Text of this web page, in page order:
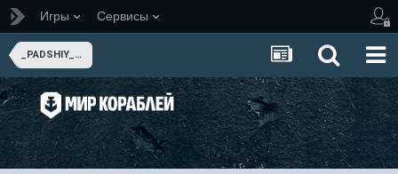
Игры Сервисы
_PADSHIY_ANGEL